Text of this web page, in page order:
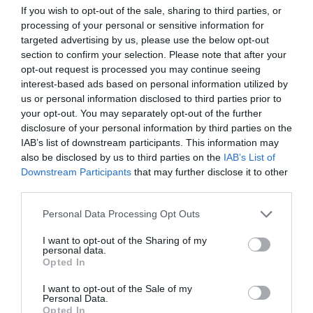
If you wish to opt-out of the sale, sharing to third parties, or
processing of your personal or sensitive information for
targeted advertising by us, please use the below opt-out
section to confirm your selection. Please note that after your
opt-out request is processed you may continue seeing
interest-based ads based on personal information utilized by
us or personal information disclosed to third parties prior to
your opt-out. You may separately opt-out of the further
disclosure of your personal information by third parties on the
IAB’s list of downstream participants. This information may
also be disclosed by us to third parties on the IAB’s List of
Downstream Participants that may further disclose it to other
Personal Data Processing Opt Outs
I want to opt-out of the Sharing of my
personal data.
Opted In
I want to opt-out of the Sale of my
Personal Data.
Opted In
Colegios Farmacéuticos de España . Lagerente de
MUGEJU O.A., Juana María Gómez, y el presidente
del Consejo General, Jesús Aguilar, han afirmado que
este nuevo acuerdo demuestra el compromiso y
colaboración presente y futuro de la mutualidad y la
Organización Farmacéutica Colegial en la mejora y
desarrollo de la prestación farmacéutica que reciben los
mutualistas.
LaGerente del Organismo Autónomo Mutualidad
General Judicial (MUGEJU O.A.), Juana María Gómez
Valle, ha puesto de manifiesto la relevancia de los
compromisos adquiridos con la suscripción de este
Colegios Farmacéuticos, resultado de la
voluntad de
cooperación y la actuación